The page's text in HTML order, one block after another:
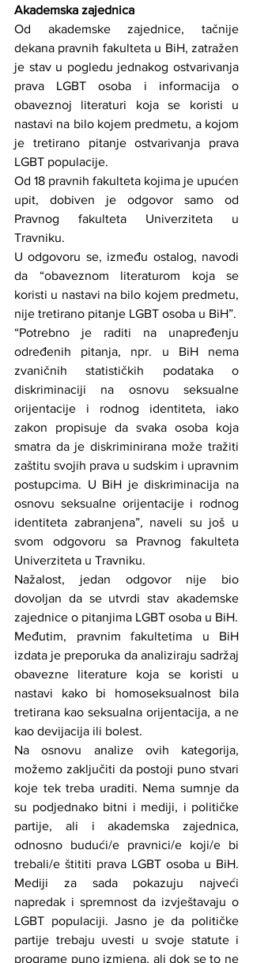
Akademska zajednica
Od akademske zajednice, tačnije
dekana pravnih fakulteta u BiH, zatražen
je stav u pogledu jednakog ostvarivanja
prava LGBT osoba i informacija o
obaveznoj literaturi koja se koristi u
nastavi na bilo kojem predmetu, a kojom
je tretirano pitanje ostvarivanja prava
LGBT populacije.
Od 18 pravnih fakulteta kojima je upućen
upit, dobiven je odgovor samo od
Pravnog fakulteta Univerziteta u
Travniku.
U odgovoru se, između ostalog, navodi
da “obaveznom literaturom koja se
koristi u nastavi na bilo kojem predmetu,
nije tretirano pitanje LGBT osoba u BiH”.
“Potrebno je raditi na unapređenju
određenih pitanja, npr. u BiH nema
zvaničnih statističkih podataka o
diskriminaciji na osnovu seksualne
orijentacije i rodnog identiteta, iako
zakon propisuje da svaka osoba koja
smatra da je diskriminirana može tražiti
zaštitu svojih prava u sudskim i upravnim
postupcima. U BiH je diskriminacija na
osnovu seksualne orijentacije i rodnog
identiteta zabranjena”, naveli su još u
svom odgovoru sa Pravnog fakulteta
Univerziteta u Travniku.
Nažalost, jedan odgovor nije bio
dovoljan da se utvrdi stav akademske
zajednice o pitanjima LGBT osoba u BiH.
Međutim, pravnim fakultetima u BiH
izdata je preporuka da analiziraju sadržaj
obavezne literature koja se koristi u
nastavi kako bi homoseksualnost bila
tretirana kao seksualna orijentacija, a ne
kao devijacija ili bolest.
Na osnovu analize ovih kategorija,
možemo zaključiti da postoji puno stvari
koje tek treba uraditi. Nema sumnje da
su podjednako bitni i mediji, i političke
partije, ali i akademska zajednica,
odnosno budući/e pravnici/e koji/e bi
trebali/e štititi prava LGBT osoba u BiH.
Mediji za sada pokazuju najveći
napredak i spremnost da izvještavaju o
LGBT populaciji. Jasno je da političke
partije trebaju uvesti u svoje statute i
programe puno izmjena, ali dok se to ne